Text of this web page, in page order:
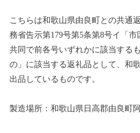
こちらは和歌山県由良町との共通
務省告示第179号第5条第8号イ「
共同で前各号いずれかに該当する
の」に該当する返礼品として、和
出品しているものです。
製造場所：和歌山県日高郡由良町